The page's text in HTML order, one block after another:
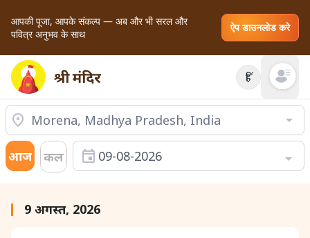
आपकी पूजा, आपके संकल्प — अब और भी सरल और
पवित्र अनुभव के साथ
ऐप डाउनलोड करे
हिं Open
आज कल 09-08-2026
9 अगस्त, 2026